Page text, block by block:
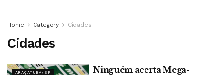
Home Category Cidades
Cidades
ARAÇATUBA/SP
Ninguém acerta Mega-